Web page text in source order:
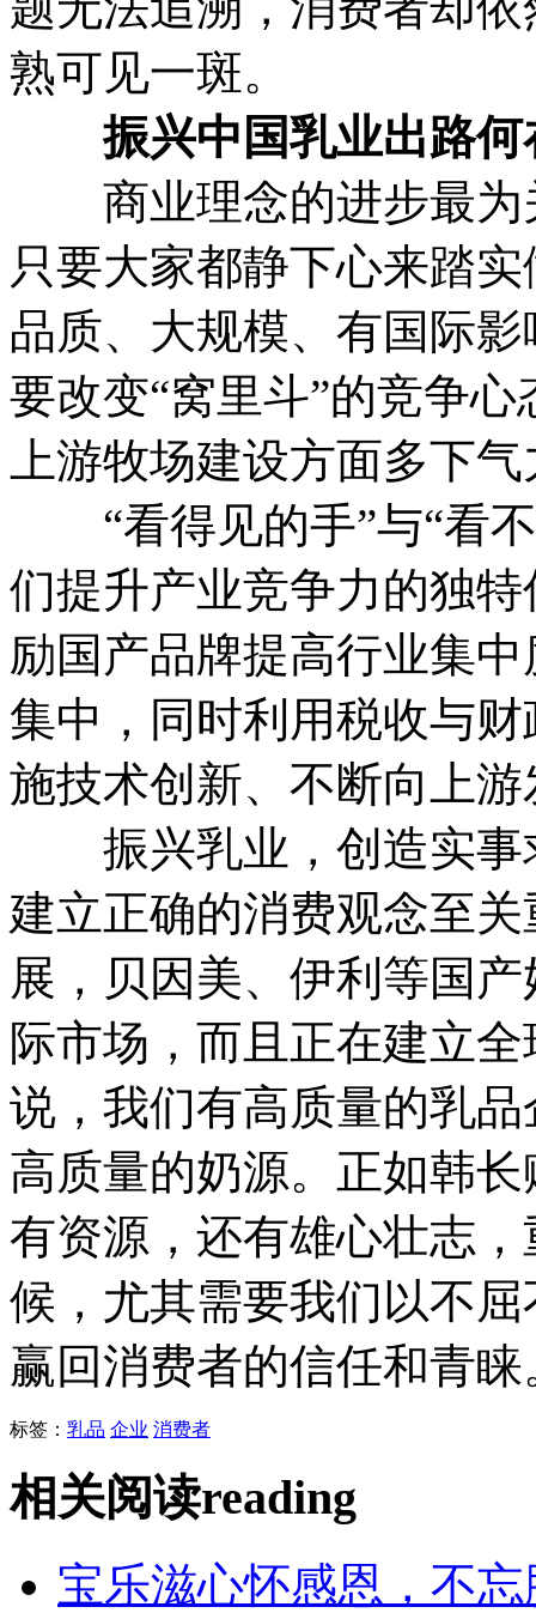
熟可见一斑。
振兴中国乳业出路何
商业理念的进步最为
只要大家都静下心来踏
品质、大规模、有国际
要改变“窝里斗”的竞争
上游牧场建设方面多下
“看得见的手”与“看不
们提升产业竞争力的独
励国产品牌提高行业集
集中，同时利用税收与
施技术创新、不断向上游
振兴乳业，创造实事
建立正确的消费观念至
展，贝因美、伊利等国
际市场，而且正在建立
说，我们有高质量的乳
高质量的奶源。正如韩
有资源，还有雄心壮志
候，尤其需要我们以不
赢回消费者的信任和青睐
标签： 乳品 企业 消费者
相关阅读reading
宝乐滋心怀感恩，不